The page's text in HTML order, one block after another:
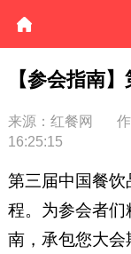
【参会指南
来源：红餐网
16:25:15
第三届中国餐
程。为参会者们
南，承包您大